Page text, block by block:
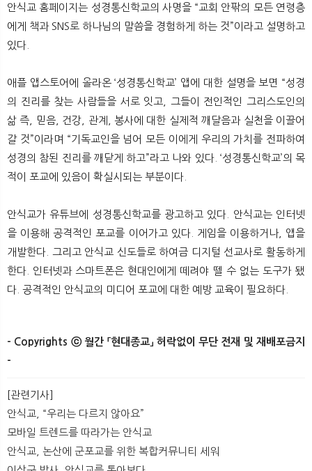
안식교 홈페이지는 성경통신학교의 사명을 “교회 안팎의 모든 연령층
에게 책과 SNS로 하나님의 말씀을 경험하게 하는 것”이라고 설명하고
있다.
애플 앱스토어에 올라온 ‘성경통신학교’ 앱에 대한 설명을 보면 “성경
의 진리를 찾는 사람들을 서로 잇고, 그들이 전인적인 그리스도인의
삶 즉, 믿음, 건강, 관계, 봉사에 대한 실제적 깨달음과 실천을 이끌어
갈 것”이라며 “기독교인을 넘어 모든 이에게 우리의 가치를 전파하여
성경의 참된 진리를 깨닫게 하고”라고 나와 있다. ‘성경통신학교’의 목
적이 포교에 있음이 확실시되는 부분이다.
안식교가 유튜브에 성경통신학교를 광고하고 있다. 안식교는 인터넷
을 이용해 공격적인 포교를 이어가고 있다. 게임을 이용하거나, 앱을
개발한다. 그리고 안식교 신도들로 하여금 디지털 선교사로 활동하게
한다. 인터넷과 스마트폰은 현대인에게 떼려야 뗄 수 없는 도구가 됐
다. 공격적인 안식교의 미디어 포교에 대한 예방 교육이 필요하다.
- Copyrights ⓒ 월간 「현대종교」 허락없이 무단 전재 및 재배포금지
-
[관련기사]
안식교, “우리는 다르지 않아요”
모바일 트렌드를 따라가는 안식교
안식교, 논산에 군포교를 위한 복합커뮤니티 세워